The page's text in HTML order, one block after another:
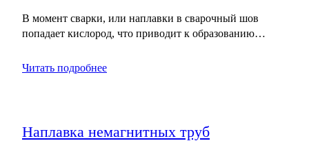
В момент сварки, или наплавки в сварочный шов
попадает кислород, что приводит к образованию…
Читать подробнее
Наплавка немагнитных труб